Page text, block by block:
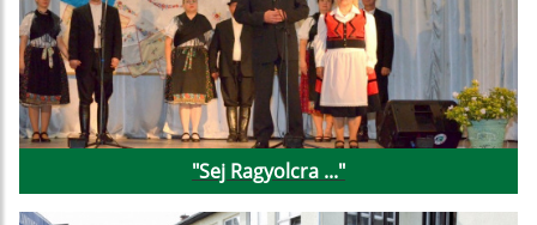
"Sej Ragyolcra ..."